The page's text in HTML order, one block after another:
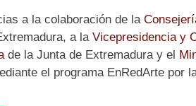
a la colaboración de la
a la Vicepresidencia y
de la Junta de Extremadura y el
el programa EnRedArte por